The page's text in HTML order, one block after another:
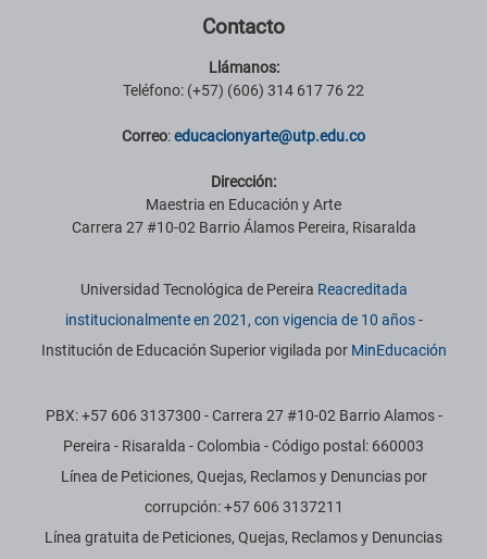
Contacto
Llámanos:
Teléfono: (+57) (606) 314 617 76 22
Correo:educacionyarte@utp.edu.co
Dirección:
Maestria en Educación y Arte
Carrera 27 #10-02 Barrio Álamos Pereira, Risaralda
Información institucional
Universidad Tecnológica de Pereira Reacreditada
institucionalmente en 2021, con vigencia de 10 años-
Institución de Educación Superior vigilada por MinEducación
PBX: +57 606 3137300 - Carrera 27 #10-02 Barrio Alamos -
Pereira - Risaralda - Colombia - Código postal: 660003
Línea de Peticiones, Quejas, Reclamos y Denuncias por
corrupción: +57 606 3137211
Línea gratuita de Peticiones, Quejas, Reclamos y Denuncias